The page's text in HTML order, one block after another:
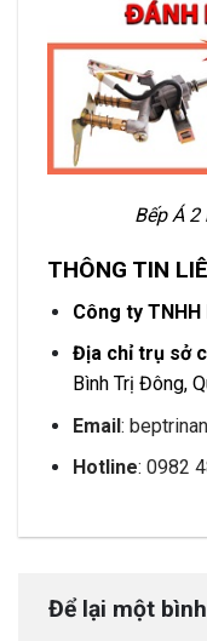
Bếp Á
THÔNG TIN
Công ty
Địa chỉ trụ sở
Bình Trị Đông,
Email:
Hotline: 0982
Để lại một